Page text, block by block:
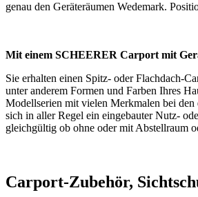
genau den Geräteräumen Wedemark.
Mit einem SCHEERER Carport mit
Sie erhalten einen Spitz- oder Flachdach-
unter anderem Formen und Farben Ihres
Modellserien mit vielen Merkmalen bei den
sich in aller Regel ein eingebauter Nutz-
gleichgültig ob ohne oder mit Abstellraum
Carport-Zubehör,